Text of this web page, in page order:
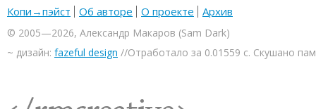
Копи→пэйст Об авторе О проекте Архив
© 2005—2026, Александр Макаров (Sam Dark)
~ дизайн: fazeful design //Отработало за 0.01559 с. Скушано
<rmcreative/>